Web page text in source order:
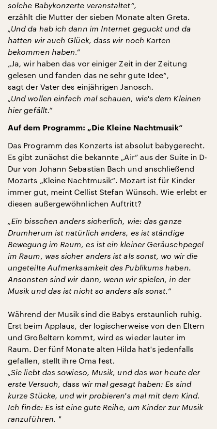
solche Babykonzerte veranstaltet“,
erzählt die Mutter der sieben Monate alten Greta.
„Und da hab ich dann im Internet geguckt und da
hatten wir auch Glück, dass wir noch Karten
bekommen haben.“
„Ja, wir haben das vor einiger Zeit in der Zeitung
gelesen und fanden das ne sehr gute Idee“,
sagt der Vater des einjährigen Janosch.
„Und wollen einfach mal schauen, wie's dem Kleinen
hier gefällt.“
Auf dem Programm: „Die Kleine Nachtmusik“
Das Programm des Konzerts ist absolut babygerecht.
Es gibt zunächst die bekannte „Air“ aus der Suite in D-
Dur von Johann Sebastian Bach und anschließend
Mozarts „Kleine Nachtmusik“. Mozart ist für Kinder
immer gut, meint Cellist Stefan Wünsch. Wie erlebt er
diesen außergewöhnlichen Auftritt?
„Ein bisschen anders sicherlich, wie: das ganze
Drumherum ist natürlich anders, es ist ständige
Bewegung im Raum, es ist ein kleiner Geräuschpegel
im Raum, was sicher anders ist als sonst, wo wir die
ungeteilte Aufmerksamkeit des Publikums haben.
Ansonsten sind wir dann, wenn wir spielen, in der
Musik und das ist nicht so anders als sonst.“
Während der Musik sind die Babys erstaunlich ruhig.
Erst beim Applaus, der logischerweise von den Eltern
und Großeltern kommt, wird es wieder lauter im
Raum. Der fünf Monate alten Hilda hat's jedenfalls
gefallen, stellt ihre Oma fest.
„Sie liebt das sowieso, Musik, und das war heute der
erste Versuch, dass wir mal gesagt haben: Es sind
kurze Stücke, und wir probieren's mal mit dem Kind.
Ich finde: Es ist eine gute Reihe, um Kinder zur Musik
ranzuführen. "